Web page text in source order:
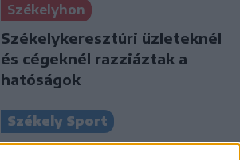
Székelyhon
Székelykeresztúri üzleteknél
és cégeknél razziáztak a
hatóságok
Székely Sport
Nagy pofonba szaladt belé a